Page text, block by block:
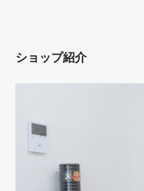
ショップ紹介